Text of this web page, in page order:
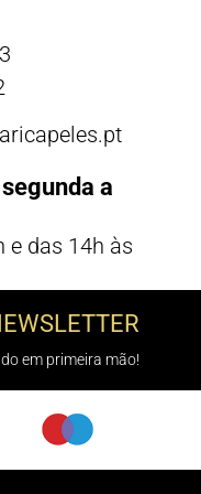
a
e das 14h às
em primeira mão!